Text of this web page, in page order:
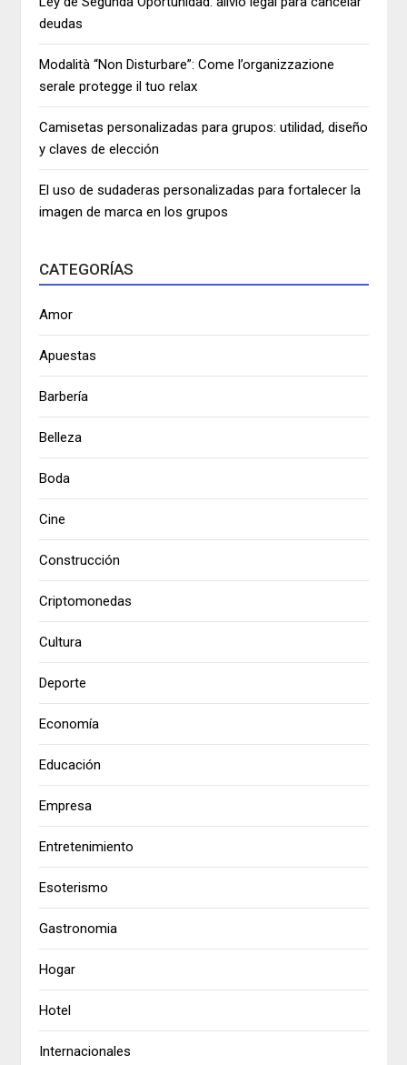
deudas
Modalità “Non Disturbare”: Come l’organizzazione
serale protegge il tuo relax
Camisetas personalizadas para grupos: utilidad, diseño
y claves de elección
El uso de sudaderas personalizadas para fortalecer la
imagen de marca en los grupos
CATEGORÍAS
Amor
Apuestas
Barbería
Belleza
Boda
Cine
Construcción
Criptomonedas
Cultura
Deporte
Economía
Educación
Empresa
Entretenimiento
Esoterismo
Gastronomia
Hogar
Hotel
Internacionales